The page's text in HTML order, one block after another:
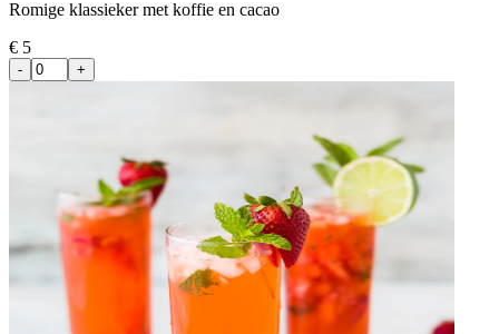
Romige klassieker met koffie en cacao
€ 5
- +